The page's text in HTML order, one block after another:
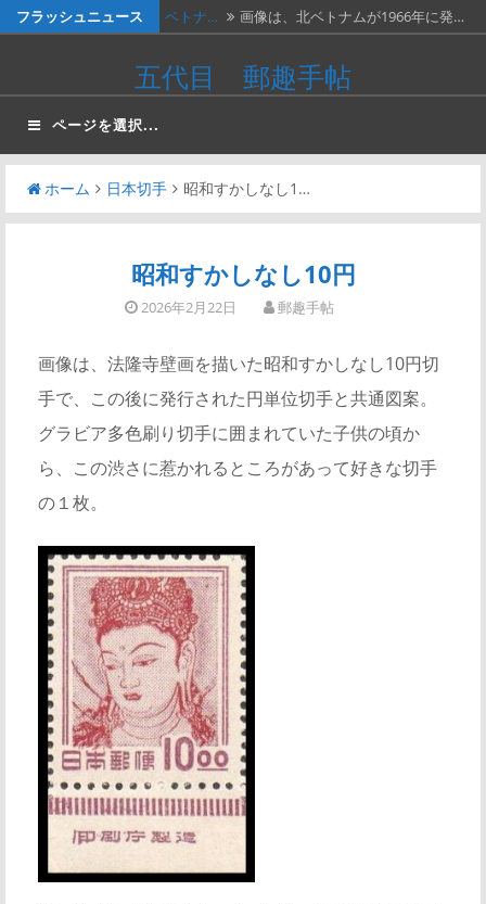
へ
キ
フラッシュニュース ベトナ… 画像は、北ベトナムが1966年に発…
画像は、1990年代初頭に作ったリ…
ネパー… 画像は1967年に撮影された、ネパ…
画…
かつお…
２週間無休で、やっと仕事が一段落。
…
五代目 郵趣手帖
ページを選択...
ホーム 日本切手 昭和すかしなし1…
昭和すかしなし10円
2026年2月22日 郵趣手帖
画像は、法隆寺壁画を描いた昭和すかしなし10円切
手で、この後に発行された円単位切手と共通図案。
グラビア多色刷り切手に囲まれていた子供の頃か
ら、この渋さに惹かれるところがあって好きな切手
の１枚。